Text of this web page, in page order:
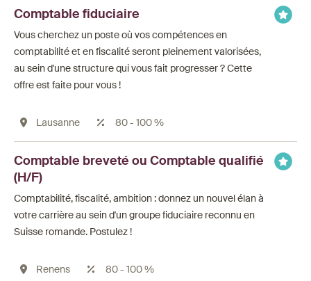
Comptable fiduciaire
Vous cherchez un poste où vos compétences en
comptabilité et en fiscalité seront pleinement valorisées,
au sein d'une structure qui vous fait progresser ? Cette
offre est faite pour vous !
Lausanne 80 - 100 %
Comptable breveté ou Comptable qualifié
(H/F)
Comptabilité, fiscalité, ambition : donnez un nouvel élan à
votre carrière au sein d'un groupe fiduciaire reconnu en
Suisse romande. Postulez !
Renens 80 - 100 %